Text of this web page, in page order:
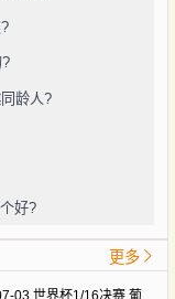
龄人?
好?
更多